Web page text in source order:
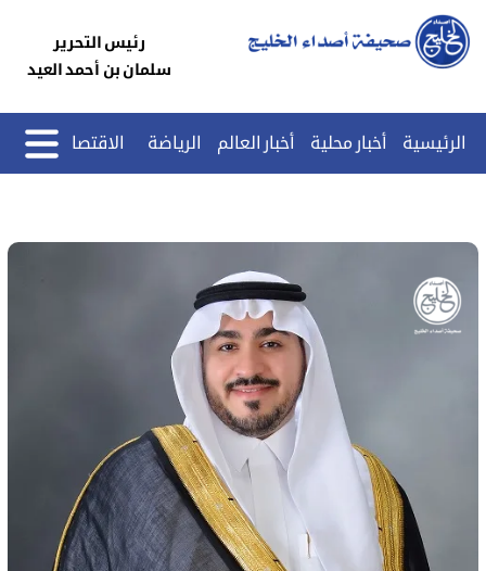
رئيس التحرير
سلمان بن أحمد العيد
الرئيسية أخبار محلية أخبار العالم الرياضة الاقتصاد